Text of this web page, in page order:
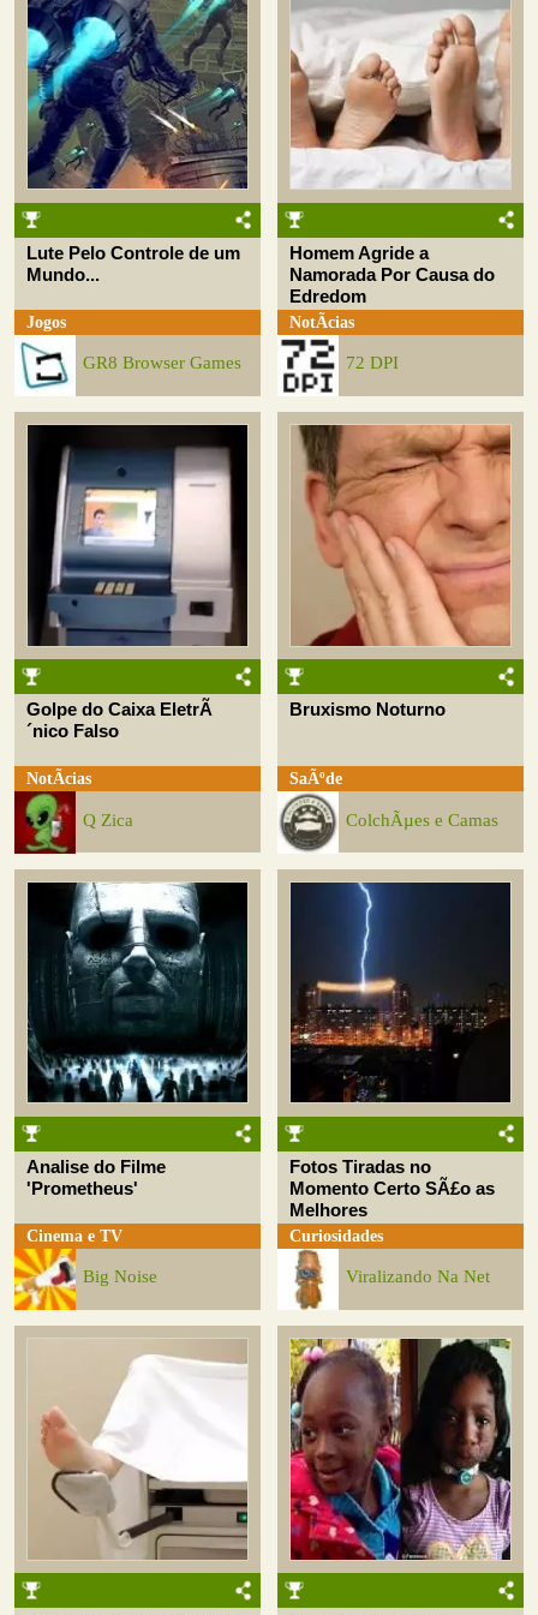
Lute Pelo Controle de um
Mundo...
Jogos
GR8 Browser Games
Homem Agride a
Namorada Por Causa do
Edredom
NotÃ­cias
72 DPI
Golpe do Caixa EletrÃ
´nico Falso
NotÃ­cias
Q Zica
Bruxismo Noturno
SaÃºde
ColchÃµes e Camas
Analise do Filme
'Prometheus'
Cinema e TV
Big Noise
Fotos Tiradas no
Momento Certo SÃ£o as
Melhores
Curiosidades
Viralizando Na Net